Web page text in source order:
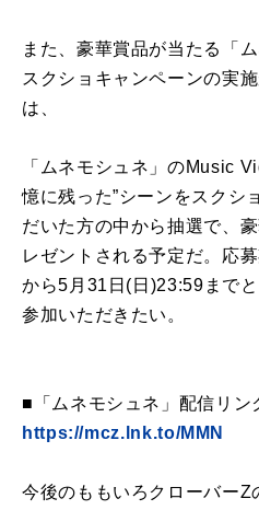
また、豪華賞品が当たる「
スクショキャンペーンの実
は、
「ムネモシュネ」のMusic
憶に残った”シーンをスクシ
だいた方の中から抽選で、
レゼントされる予定だ。応
から5月31日(日)23:59まで
参加いただきたい。
■「ムネモシュネ」配信リン
https://mcz.lnk.to/MMN
今後のももいろクローバーZ